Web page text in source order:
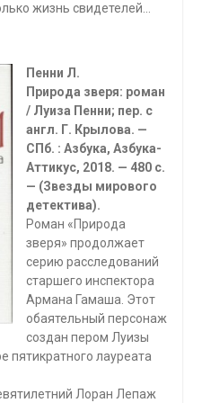
жизнь свидетелей…
Пенни Л.
Природа зверя: роман
/ Луиза Пенни; пер. с
англ. Г. Крылова. —
СПб. : Азбука, Азбука-
Аттикус, 2018. — 480 с.
— (Звезды мирового
детектива).
Роман «Природа
зверя» продолжает
серию расследований
старшего инспектора
Армана Гамаша. Этот
обаятельный персонаж
создан пером Луизы
пятикратного лауреата
Лоран Лепаж